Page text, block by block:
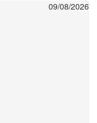
09/08/2026